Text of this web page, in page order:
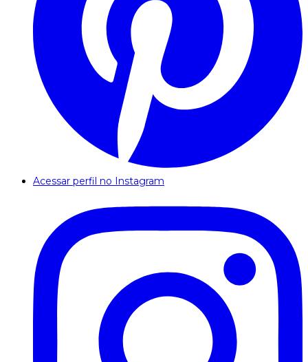
Acessar perfil no Instagram